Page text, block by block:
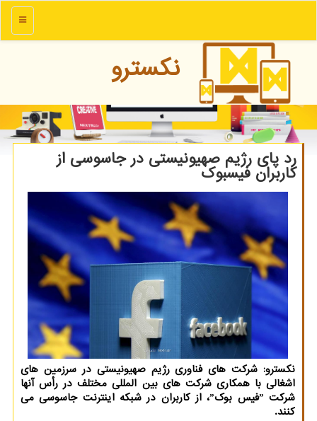
منو
نكسترو
رد پای رژیم صهیونیستی در جاسوسی از
كاربران فیسبوك
نکسترو: شرکت های فناوری رژیم صهیونیستی در سرزمین های
اشغالی با همکاری شرکت های بین المللی مختلف در رأس آنها
شرکت ˮفیس بوکˮ، از کاربران در شبکه اینترنت جاسوسی می
کنند.